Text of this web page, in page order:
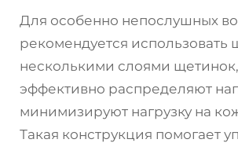
Для особенно непослушных
рекомендуется использовать
несколькими слоями
эффективно распределяют
минимизируют нагрузку на
Такая конструкция помогает